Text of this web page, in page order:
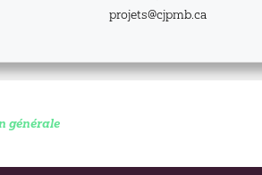
projets@cjpmb.ca
générale